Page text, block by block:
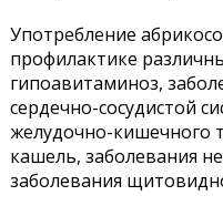
Употребление
профилактике
гипоавитаминоз,
сердечно-сосудистой
желудочно-кишечного
кашель, заболевания
заболевания